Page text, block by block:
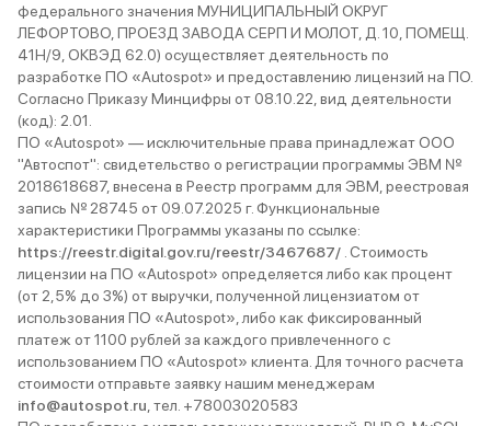
федерального значения МУНИЦИПАЛЬНЫЙ ОКРУГ
ЛЕФОРТОВО, ПРОЕЗД ЗАВОДА СЕРП И МОЛОТ, Д. 10, ПОМЕЩ.
41Н/9, ОКВЭД 62.0) осуществляет деятельность по
разработке ПО «Autospot» и предоставлению лицензий на ПО.
Согласно Приказу Минцифры от 08.10.22, вид деятельности
(код): 2.01.
ПО «Autospot» — исключительные права принадлежат ООО
"Автоспот": свидетельство о регистрации программы ЭВМ №
2018618687, внесена в Реестр программ для ЭВМ, реестровая
запись № 28745 от 09.07.2025 г. Функциональные
характеристики Программы указаны по ссылке:
https://reestr.digital.gov.ru/reestr/3467687/ . Стоимость
лицензии на ПО «Autospot» определяется либо как процент
(от 2,5% до 3%) от выручки, полученной лицензиатом от
использования ПО «Autospot», либо как фиксированный
платеж от 1100 рублей за каждого привлеченного с
использованием ПО «Autospot» клиента. Для точного расчета
стоимости отправьте заявку нашим менеджерам
info@autospot.ru , тел. +78003020583